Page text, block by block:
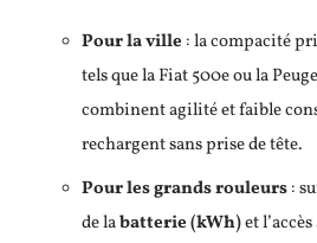
Pour la ville : la compacité
tels que la Fiat 500e ou la
combinent agilité et faible
rechargent sans prise de tête.
Pour les grands rouleurs:
de labatterie (kWh)et